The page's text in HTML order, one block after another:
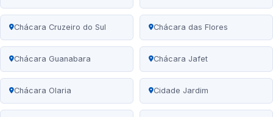
Chácara Cruzeiro do Sul Chácara das Flores
Chácara Guanabara Chácara Jafet
Chácara Olaria Cidade Jardim